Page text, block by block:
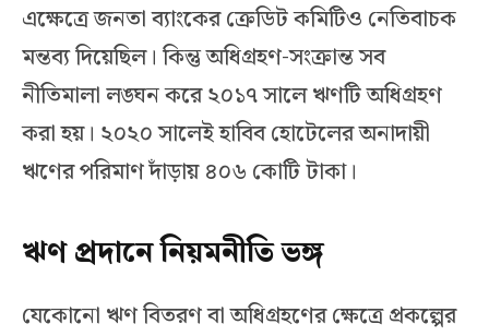
এক্ষেত্রে জনতা ব্যাংকের ক্রেডিট কমিটিও নেতিবাচক
মন্তব্য দিয়েছিল। কিন্তু অধিগ্রহণ-সংক্রান্ত সব
নীতিমালা লঙ্ঘন করে ২০১৭ সালে ঋণটি অধিগ্রহণ
করা হয়। ২০২০ সালেই হাবিব হোটেলের অনাদায়ী
ঋণের পরিমাণ দাঁড়ায় ৪০৬ কোটি টাকা।
ঋণ প্রদানে নিয়মনীতি ভঙ্গ
যেকোনো ঋণ বিতরণ বা অধিগ্রহণের ক্ষেত্রে প্রকল্পের